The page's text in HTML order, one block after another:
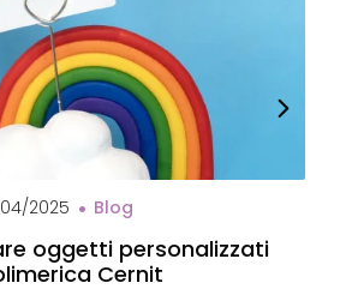
2025 Blog
oggetti personalizzati
Cernit